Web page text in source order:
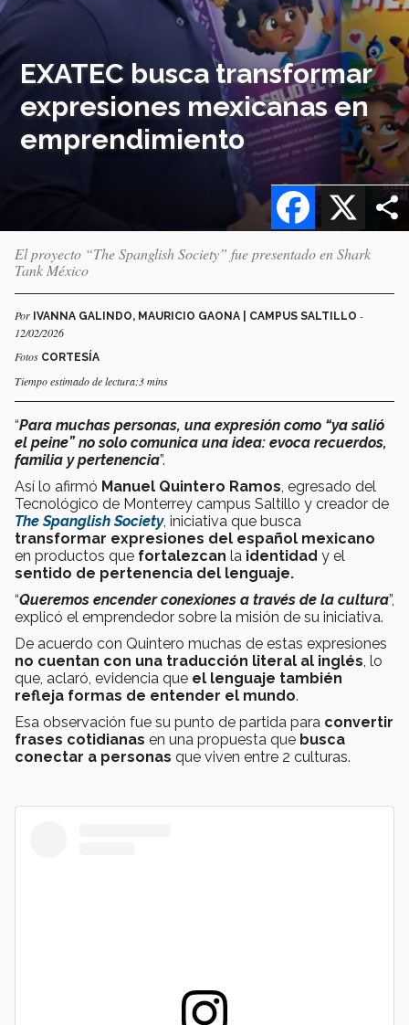
EXATEC busca transformar
expresiones mexicanas en
emprendimiento
X
Facebook
El proyecto “The Spanglish Society” fue presentado en Shark
Tank México
Por IVANNA GALINDO, MAURICIO GAONA | CAMPUS SALTILLO -
12/02/2026
Fotos CORTESÍA
Tiempo estimado de lectura:3 mins
“Para muchas personas, una expresión como “ya salió
el peine” no solo comunica una idea: evoca recuerdos,
familia y pertenencia”.
Así lo afirmó Manuel Quintero Ramos , egresado del
Tecnológico de Monterrey campus Saltillo y creador de
The Spanglish Society, iniciativa que busca
transformar expresiones del español mexicano
en productos que fortalezcan la identidad y el
sentido de pertenencia del lenguaje.
“Queremos encender conexiones a través de la cultura”,
explicó el emprendedor sobre la misión de su iniciativa.
De acuerdo con Quintero muchas de estas expresiones
no cuentan con una traducción literal al inglés , lo
que, aclaró, evidencia que el lenguaje también
refleja formas de entender el mundo.
Esa observación fue su punto de partida para convertir
frases cotidianas en una propuesta que busca
conectar a personas que viven entre 2 culturas.